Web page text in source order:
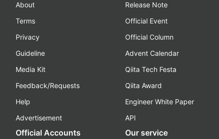
About
Terms
Privacy
Guideline
Media Kit
Feedback/Requests
Help
Advertisement
Release Note
Official Event
Official Column
Advent Calendar
Qiita Tech Festa
Qiita Award
Engineer White Paper
API
Official Accounts Our service